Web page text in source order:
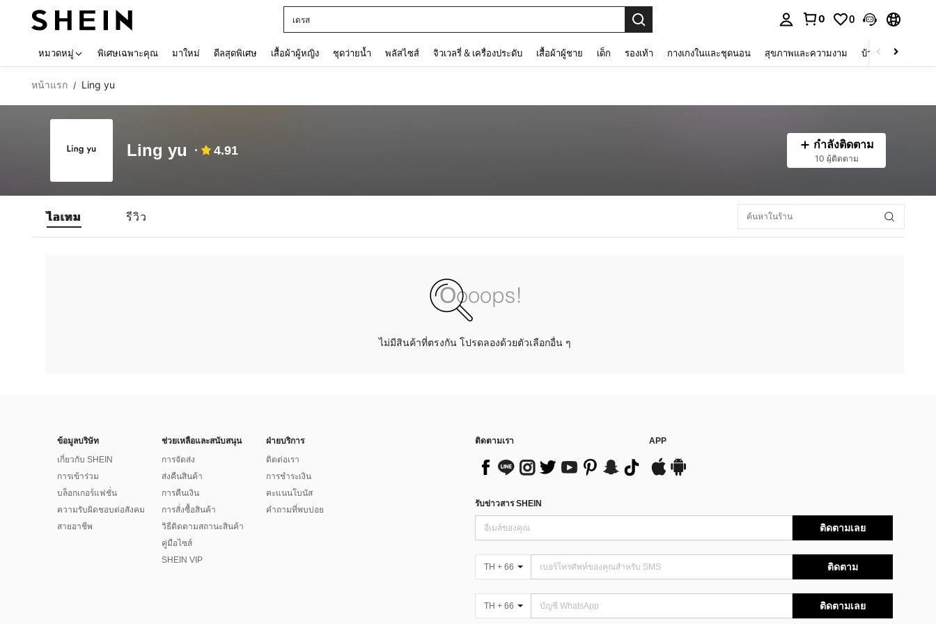
เดรส
0 0
หมวดหมู่ พิเศษเฉพาะคุณ มาใหม่ ดีลสุดพิเศษ เสื้อผ้าผู้หญิง ชุดว่ายน้ำ พลัสไซส์ จิวเวลรี่ & เครื่องประดับ เสื้อผ้าผู้ชาย เด็ก รองเท้า กางเกงในและชุดนอน สุขภาพและความงาม บ้านและที่อยู่อาศัย
หน้าแรก / Ling yu
Ling yu 4.91 กำลังติดตาม
10 ผู้ติดตาม
ไอเทม รีวิว
ไม่มีสินค้าที่ตรงกัน โปรดลองด้วยตัวเลือกอื่น ๆ
ข้อมูลบริษัท
เกี่ยวกับ SHEIN
การเข้าร่วม
บล็อกเกอร์แฟชั่น
ความรับผิดชอบต่อสังคม
สายอาชีพ
ช่วยเหลือและสนับสนุน
การจัดส่ง
ส่งคืนสินค้า
การคืนเงิน
การสั่งซื้อสินค้า
วิธีติดตามสถานะสินค้า
คู่มือไซส์
SHEIN VIP
ฝ่ายบริการ
ติดต่อเรา
การชำระเงิน
คะแนนโบนัส
คำถามที่พบบ่อย
ติดตามเรา APP
รับข่าวสาร SHEIN
ติดตามเลย
TH + 66 ติดตาม
TH + 66 ติดตามเลย